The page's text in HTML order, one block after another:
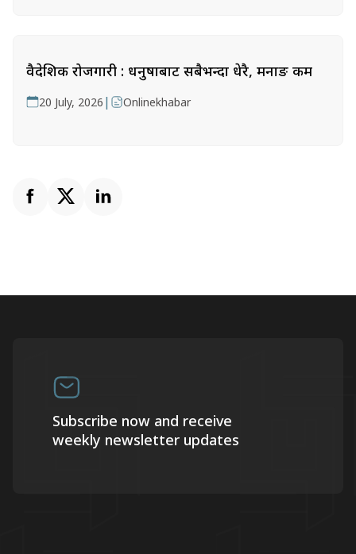
वैदेशिक रोजगारी : धनुषाबाट सबैभन्दा धेरै, मनाङ कम
20 July, 2026 | Onlinekhabar
Subscribe now and receive
weekly newsletter updates